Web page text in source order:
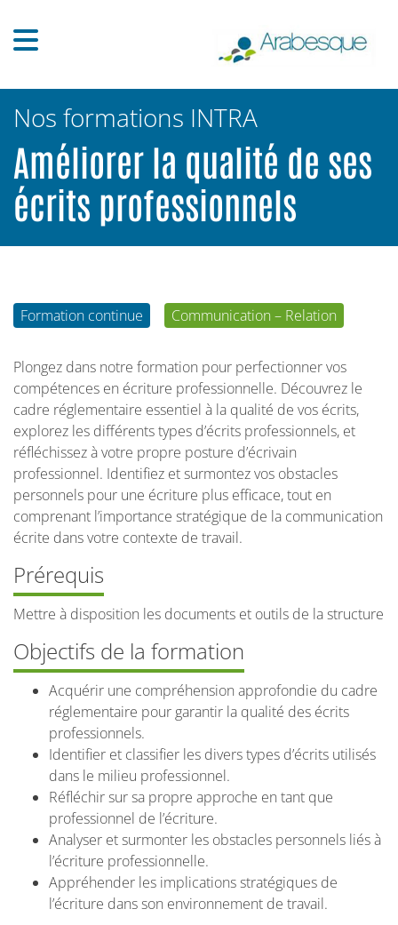
Nos formations INTRA
Améliorer la qualité de ses
écrits professionnels
Formation continue Communication – Relation
Plongez dans notre formation pour perfectionner vos
compétences en écriture professionnelle. Découvrez le
cadre réglementaire essentiel à la qualité de vos écrits,
explorez les différents types d’écrits professionnels, et
réfléchissez à votre propre posture d’écrivain
professionnel. Identifiez et surmontez vos obstacles
personnels pour une écriture plus efficace, tout en
comprenant l’importance stratégique de la communication
écrite dans votre contexte de travail.
Prérequis
Mettre à disposition les documents et outils de la structure
Objectifs de la formation
Acquérir une compréhension approfondie du cadre
réglementaire pour garantir la qualité des écrits
professionnels.
Identifier et classifier les divers types d’écrits utilisés
dans le milieu professionnel.
Réfléchir sur sa propre approche en tant que
professionnel de l’écriture.
Analyser et surmonter les obstacles personnels liés à
l’écriture professionnelle.
Appréhender les implications stratégiques de
l’écriture dans son environnement de travail.